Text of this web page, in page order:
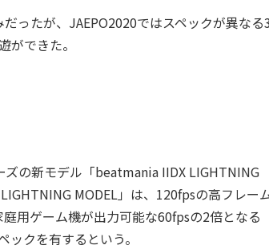
ったが、JAEPO2020ではスペックが異なる
できた。
の新モデル「beatmania IIDX LIGHTNING
MODEL」は、120fpsの高フレー
庭用ゲーム機が出力可能な60fpsの2倍となる
クを有するという。